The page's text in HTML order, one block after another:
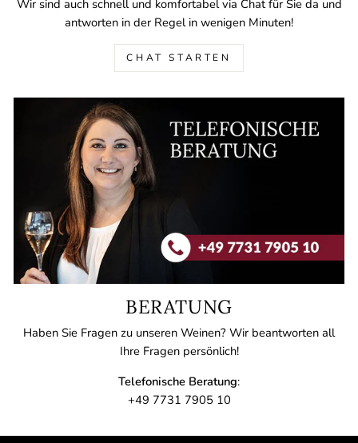
Wir sind auch schnell und komfortabel via Chat für Sie da und
antworten in der Regel in wenigen Minuten!
CHAT STARTEN
BERATUNG
Haben Sie Fragen zu unseren Weinen? Wir beantworten all
Ihre Fragen persönlich!
Telefonische Beratung:
+49 7731 7905 10